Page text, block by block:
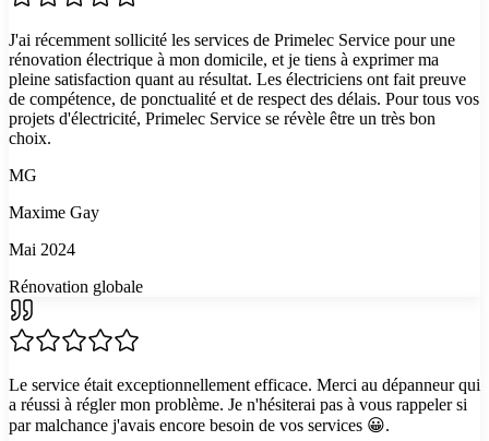
J'ai récemment sollicité les services de Primelec Service pour une
rénovation électrique à mon domicile, et je tiens à exprimer ma
pleine satisfaction quant au résultat. Les électriciens ont fait preuve
de compétence, de ponctualité et de respect des délais. Pour tous vos
projets d'électricité, Primelec Service se révèle être un très bon
choix.
MG
Maxime Gay
Mai 2024
Rénovation globale
Le service était exceptionnellement efficace. Merci au dépanneur qui
a réussi à régler mon problème. Je n'hésiterai pas à vous rappeler si
par malchance j'avais encore besoin de vos services 😀.